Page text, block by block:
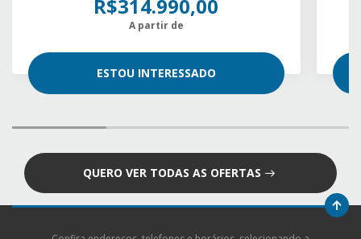
R$314.990,00
A partir de
ESTOU INTERESSADO
QUERO VER TODAS AS OFERTAS